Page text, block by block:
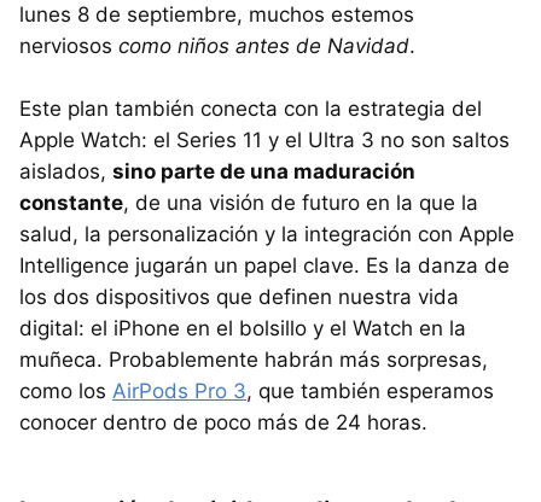
lunes 8 de septiembre, muchos estemos
nerviosos como niños antes de Navidad.
Este plan también conecta con la estrategia del
Apple Watch: el Series 11 y el Ultra 3 no son saltos
aislados, sino parte de una maduración
constante, de una visión de futuro en la que la
salud, la personalización y la integración con Apple
Intelligence jugarán un papel clave. Es la danza de
los dos dispositivos que definen nuestra vida
digital: el iPhone en el bolsillo y el Watch en la
muñeca. Probablemente habrán más sorpresas,
como los AirPods Pro 3, que también esperamos
conocer dentro de poco más de 24 horas.